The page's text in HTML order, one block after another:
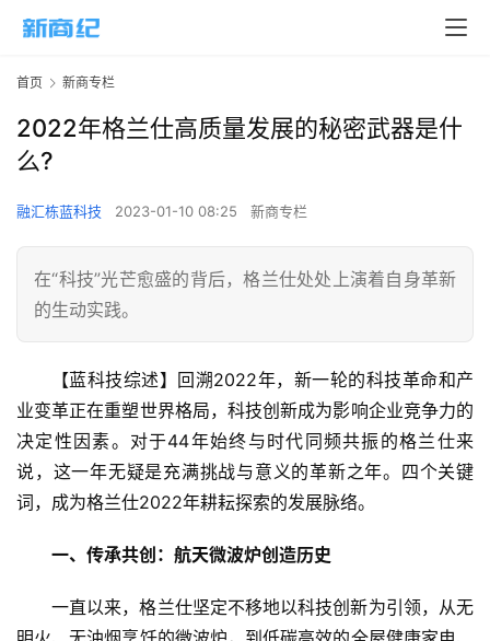
首页 新商专栏
2022年格兰仕高质量发展的秘密武器是什
么?
融汇栋蓝科技 2023-01-10 08:25 新商专栏
在“科技”光芒愈盛的背后，格兰仕处处上演着自身革新
的生动实践。
【蓝科技综述】回溯2022年，新一轮的科技革命和产
业变革正在重塑世界格局，科技创新成为影响企业竞争力的
决定性因素。对于44年始终与时代同频共振的格兰仕来
说，这一年无疑是充满挑战与意义的革新之年。四个关键
词，成为格兰仕2022年耕耘探索的发展脉络。
一、传承共创：航天微波炉创造历史
一直以来，格兰仕坚定不移地以科技创新为引领，从无